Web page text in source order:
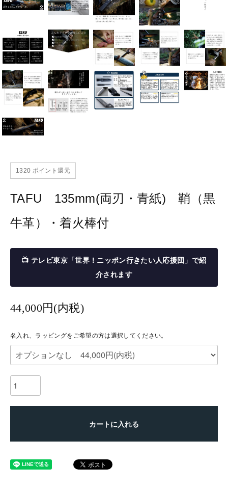
1320 ポイント還元
TAFU 135mm(両刃・青紙) 鞘（黒
牛革）・着火棒付
📺 テレビ東京「世界！ニッポン行きたい人応援団」で紹
介されます
44,000円(内税)
名入れ、ラッピングをご希望の方は選択してください。
カートに入れる